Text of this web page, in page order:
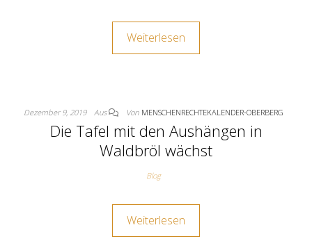
Weiterlesen
Dezember 9, 2019 Aus Von MENSCHENRECHTEKALENDER-OBERBERG
Die Tafel mit den Aushängen in
Waldbröl wächst
Blog
Weiterlesen